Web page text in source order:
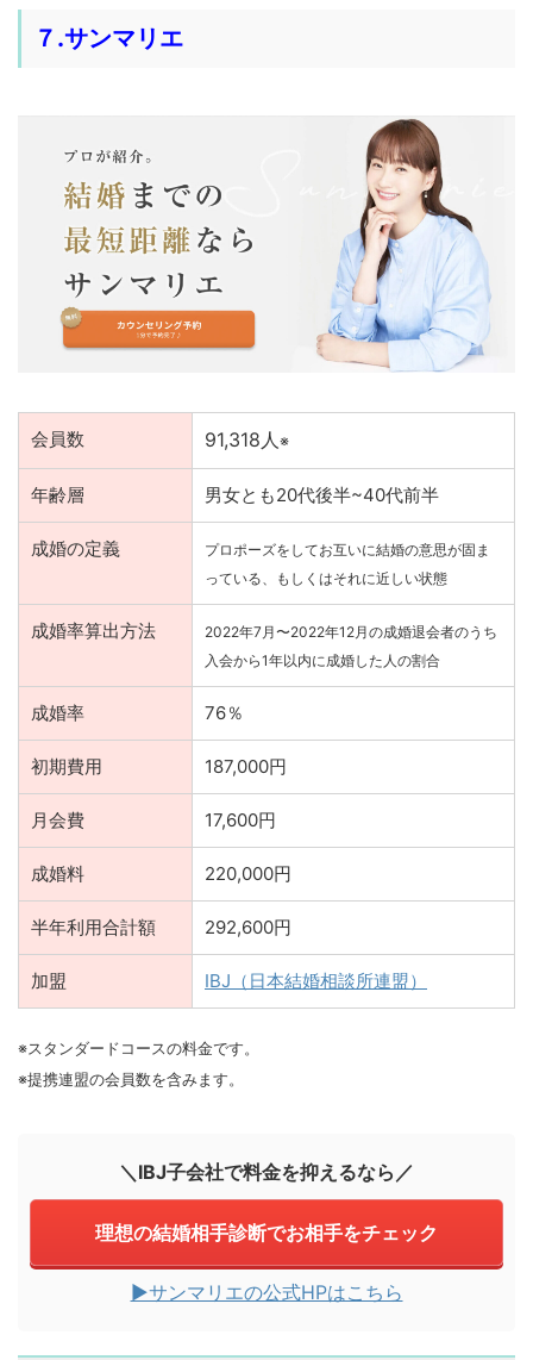
７.サンマリエ
会員数 91,318人※
年齢層 男女とも20代後半~40代前半
成婚の定義
プロポーズをしてお互いに結婚の意思が固ま
っている、もしくはそれに近しい状態
成婚率算出方法
2022年7月〜2022年12月の成婚退会者のうち
入会から1年以内に成婚した人の割合
成婚率 76％
初期費用 187,000円
月会費 17,600円
成婚料 220,000円
半年利用合計額 292,600円
加盟 IBJ（日本結婚相談所連盟）
※スタンダードコースの料金です。
※提携連盟の会員数を含みます。
＼IBJ子会社で料金を抑えるなら／
理想の結婚相手診断でお相手をチェック
▶︎サンマリエの公式HPはこちら